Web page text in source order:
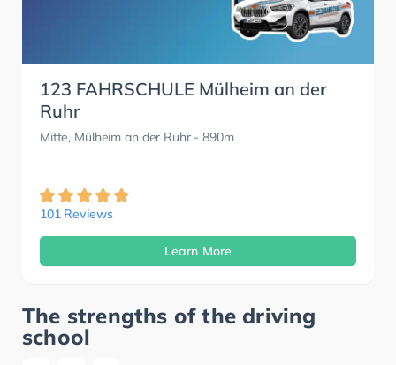
123 FAHRSCHULE Mülheim an der
Ruhr
Mitte, Mülheim an der Ruhr- 890m
101 Reviews
Learn More
The strengths of the driving
school